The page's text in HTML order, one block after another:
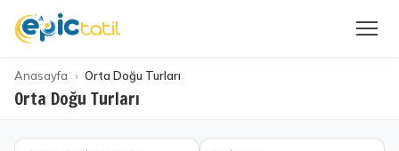
Anasayfa Orta Doğu Turları
Orta Doğu Turları